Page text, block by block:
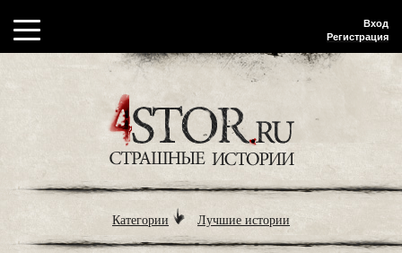
Вход
Регистрация
Категории Лучшие истории